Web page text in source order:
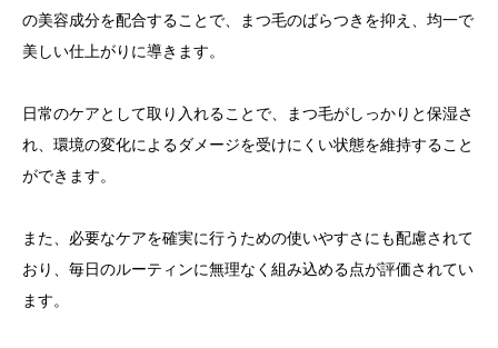
の美容成分を配合することで、まつ毛のばらつきを抑え、均一で
美しい仕上がりに導きます。
日常のケアとして取り入れることで、まつ毛がしっかりと保湿さ
れ、環境の変化によるダメージを受けにくい状態を維持すること
ができます。
また、必要なケアを確実に行うための使いやすさにも配慮されて
おり、毎日のルーティンに無理なく組み込める点が評価されてい
ます。